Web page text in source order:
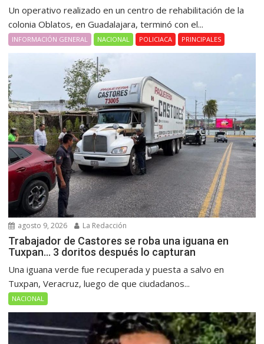
Un operativo realizado en un centro de rehabilitación de la
colonia Oblatos, en Guadalajara, terminó con el...
INFORMACIÓN GENERAL NACIONAL POLICIACA PRINCIPALES
agosto 9, 2026 La Redacción
Trabajador de Castores se roba una iguana en
Tuxpan… 3 doritos después lo capturan
Una iguana verde fue recuperada y puesta a salvo en
Tuxpan, Veracruz, luego de que ciudadanos...
NACIONAL